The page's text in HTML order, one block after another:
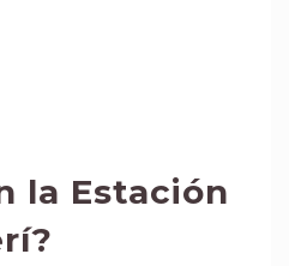
la Estación